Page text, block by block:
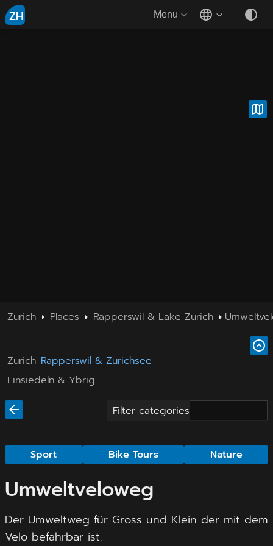
ZH Menu
Zürich Places Rapperswil & Lake Zurich
Zürich Rapperswil & Zürichsee
Einsiedeln & Ybrig
Filter categories
Sport Bike Tours Nature
Umweltveloweg
Der Umweltweg für Gross und Klein der mit dem
Velo befahrbar ist.